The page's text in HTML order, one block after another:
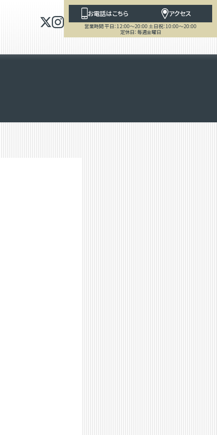
お電話はこちら アクセス
営業時間 平日：12:00～20:00 土日祝：10:00～20:00
定休日：毎週金曜日